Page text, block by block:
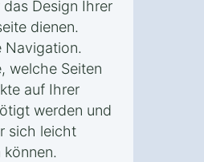
Design Ihrer
dienen.
Navigation.
welche Seiten
auf Ihrer
werden und
sich leicht